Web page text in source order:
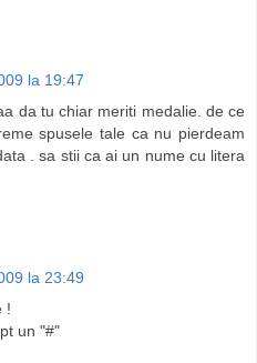
la 19:47
da tu chiar meriti medalie. de ce
spusele tale ca nu pierdeam
. sa stii ca ai un nume cu litera
la 23:49
!
un "#"